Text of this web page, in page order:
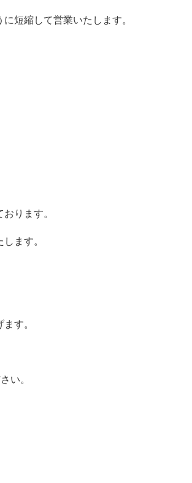
短縮して営業いたします。
ります。
ます。
す。
い。